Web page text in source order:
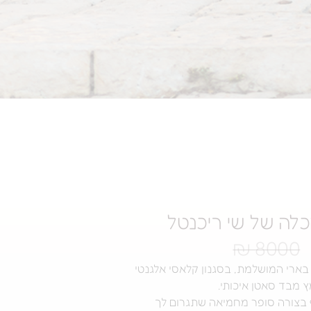
של שי ריכנטל
8000 ₪
המושלמת, בסגנון קלאסי אלגנטי
מבד סאטן איכותי.
בצורה סופר מחמיאה שתגרום לך